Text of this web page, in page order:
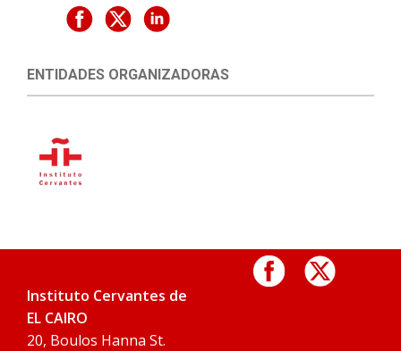
ENTIDADES ORGANIZADORAS
Instituto Cervantes de
EL CAIRO
20, Boulos Hanna St.